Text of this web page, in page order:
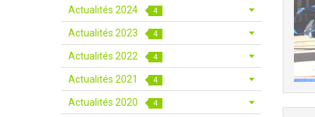
Actualités 2024 4
Actualités 2023 4
Actualités 2022 4
Actualités 2021 4
Actualités 2020 4